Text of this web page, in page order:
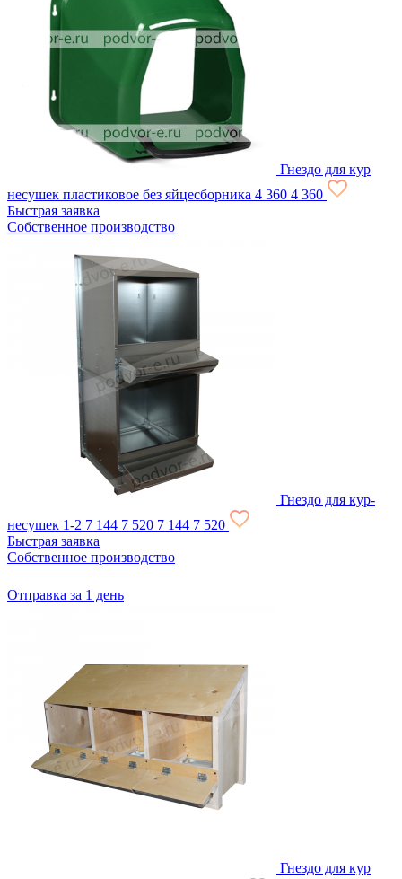
Гнездо для кур
несушек пластиковое без яйцесборника 4 360 4 360
Быстрая заявка
Собственное производство
Гнездо для кур-
несушек 1-2 7 144 7 520 7 144 7 520
Быстрая заявка
Собственное производство
Отправка за 1 день
Гнездо для кур